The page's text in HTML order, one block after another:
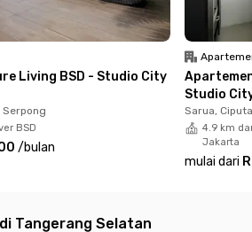
oleh Tim Kebersihan kami. Semua
dengan hand sanitizer dan
baik oleh penghuni maupun
dikelilingi oleh :
Jaya 1.2 km
Living BSD - Studio City
Serpong
BSD
/bulan
Studio
Sarua,
4.9 km
Jakarta
mulai dari
Tangerang Selatan